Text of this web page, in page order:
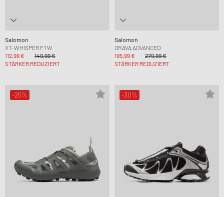
Salomon
XT-WHISPER FTW
112,99 €
149,99 €
STÄRKER REDUZIERT
Salomon
ORAVA ADVANCED
195,99 €
279,99 €
STÄRKER REDUZIERT
-25% -30%